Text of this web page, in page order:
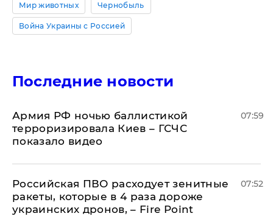
Мир животных Чернобыль
Война Украины с Россией
Последние новости
Армия РФ ночью баллистикой
терроризировала Киев – ГСЧС
показало видео
07:59
Российская ПВО расходует зенитные
ракеты, которые в 4 раза дороже
украинских дронов, – Fire Point
07:52